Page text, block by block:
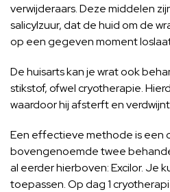
verwijderaars. Deze middelen
salicylzuur, dat de huid om de
op een gegeven moment
De huisarts kan je wrat ook
stikstof, ofwel cryotherapie.
waardoor hij afsterft en
Een effectieve methode is een
bovengenoemde twee
al eerder hierboven: Excilor. Je
toepassen. Op dag 1